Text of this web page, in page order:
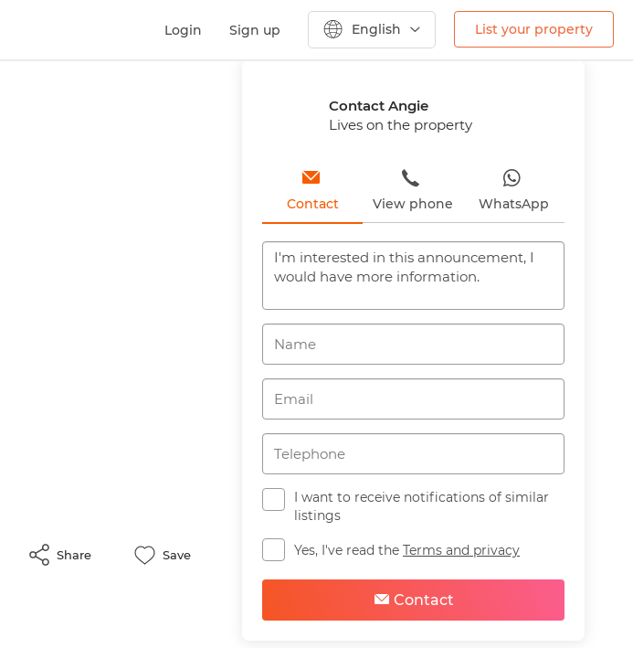
Login Sign up English List your property
Previous
Share Save
Contact Angie
Lives on the property
Contact View phone WhatsApp
I want to receive notifications of similar
listings
Yes, I've read the Terms and privacy
Contact